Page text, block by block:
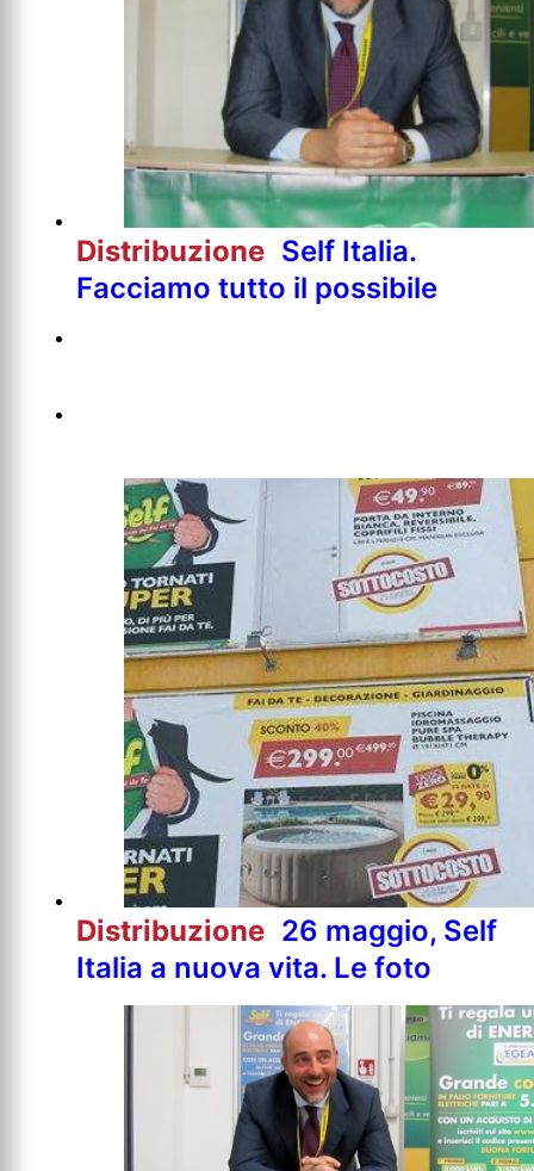
Distribuzione Self Italia.
Facciamo tutto il possibile
Distribuzione 26 maggio, Self
Italia a nuova vita. Le foto